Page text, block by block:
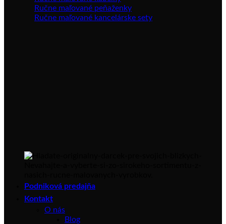
Ručne maľované peňaženky
Ručne maľované kancelárske sety
Podniková predajňa
Kontakt
O nás
Blog